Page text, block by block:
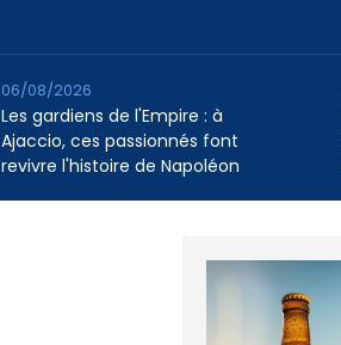
Les gardiens de l'Empire : à
Ajaccio, ces passionnés font
revivre l'histoire de Napoléon
06/08/2026